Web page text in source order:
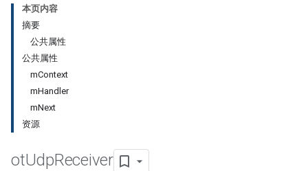
本页内容
摘要
公共属性
公共属性
mContext
mHandler
mNext
资源
otUdpReceiver